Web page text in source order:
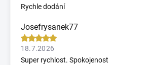
Rychle dodání
Josefrysanek77
18.7.2026
Super rychlost. Spokojenost